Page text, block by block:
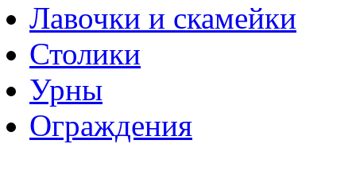
Лавочки и скамейки
Столики
Урны
Ограждения